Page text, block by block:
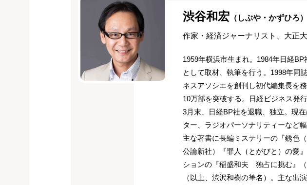
渋谷和宏 （しぶや・かずひろ）
作家・経済ジャーナリスト、大正
1959年横浜市生まれ。1984年日経
として取材、執筆を行う。1998年同
ネスアソシエを創刊し初代編集長を
10万部を突破する。日経ビジネス発
3月末、日経BP社を退職、独立。現
ター、ラジオパーソナリティーなど
主な著書に長編ミステリーの『銹色
公論新社）『罪人（とがびと）の愛
ションの『稲盛和夫 独占に挑む』
（以上、渋沢和樹の筆名）。主な出